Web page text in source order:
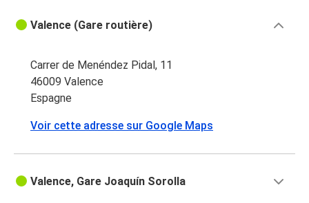
Valence (Gare routière)
Carrer de Menéndez Pidal, 11
46009 Valence
Espagne
Voir cette adresse sur Google Maps
Valence, Gare Joaquín Sorolla